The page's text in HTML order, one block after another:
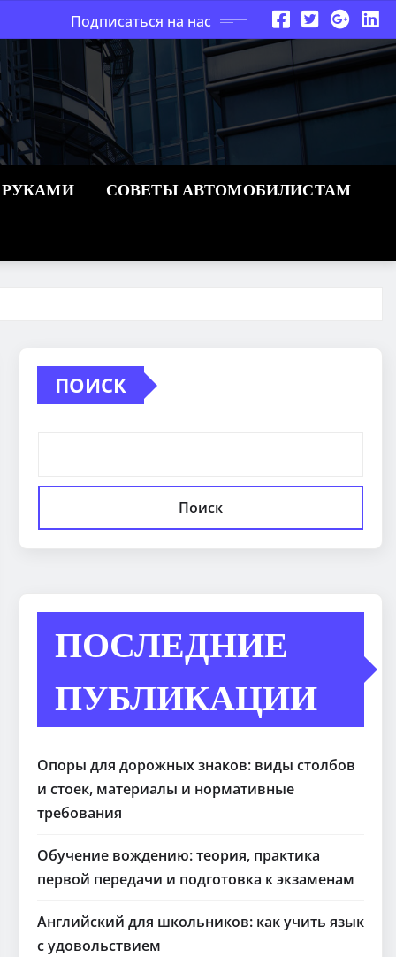
Подписаться на нас
СОВЕТЫ АВТОМОБИЛИСТАМ
ПОИСК
Поиск
ПОСЛЕДНИЕ
ПУБЛИКАЦИИ
Опоры для дорожных знаков: виды столбов
и стоек, материалы и нормативные
требования
Обучение вождению: теория, практика
первой передачи и подготовка к экзаменам
Английский для школьников: как учить язык
с удовольствием